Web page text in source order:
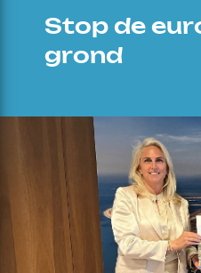
Stop de
grond